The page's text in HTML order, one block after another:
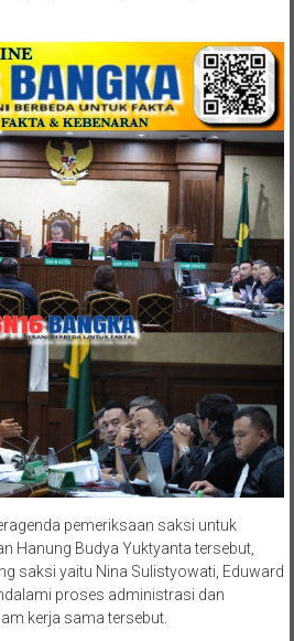
pemeriksaan saksi untuk
Hanung Budya Yuktyanta tersebut,
saksi yaitu Nina Sulistyowati, Eduward
proses administrasi dan
kerja sama tersebut.